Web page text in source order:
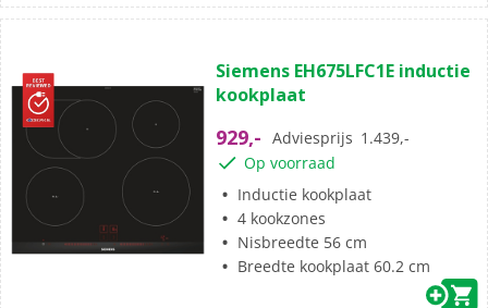
Siemens EH675LFC1E inductie
kookplaat
929,- Adviesprijs 1.439,-
Op voorraad
Inductie kookplaat
4 kookzones
Nisbreedte 56 cm
Breedte kookplaat 60.2 cm